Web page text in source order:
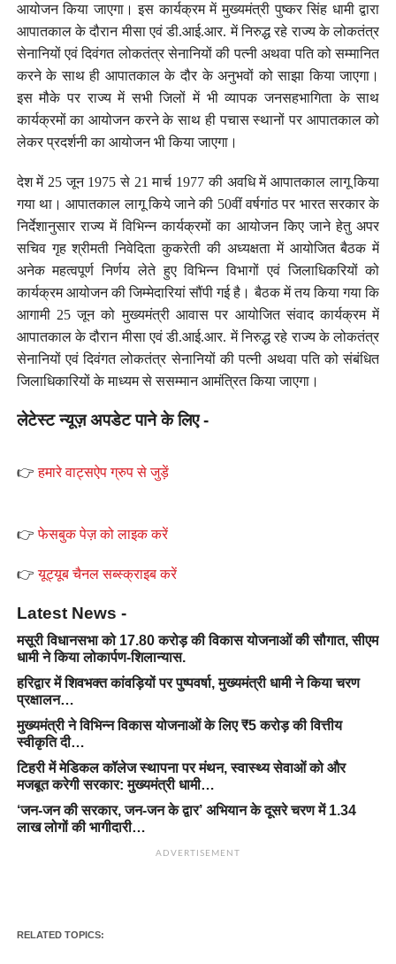
आयोजन किया जाएगा। इस कार्यक्रम में मुख्यमंत्री पुष्कर सिंह धामी द्वारा
आपातकाल के दौरान मीसा एवं डी.आई.आर. में निरुद्ध रहे राज्य के लोकतंत्र
सेनानियों एवं दिवंगत लोकतंत्र सेनानियों की पत्नी अथवा पति को सम्मानित
करने के साथ ही आपातकाल के दौर के अनुभवों को साझा किया जाएगा।
इस मौके पर राज्य में सभी जिलों में भी व्यापक जनसहभागिता के साथ
कार्यक्रमों का आयोजन करने के साथ ही पचास स्थानों पर आपातकाल को
लेकर प्रदर्शनी का आयोजन भी किया जाएगा।
देश में 25 जून 1975 से 21 मार्च 1977 की अवधि में आपातकाल लागू किया
गया था। आपातकाल लागू किये जाने की 50वीं वर्षगांठ पर भारत सरकार के
निर्देशानुसार राज्य में विभिन्न कार्यक्रमों का आयोजन किए जाने हेतु अपर
सचिव गृह श्रीमती निवेदिता कुकरेती की अध्यक्षता में आयोजित बैठक में
अनेक महत्वपूर्ण निर्णय लेते हुए विभिन्न विभागों एवं जिलाधिकरियों को
कार्यक्रम आयोजन की जिम्मेदारियां सौंपी गई है। बैठक में तय किया गया कि
आगामी 25 जून को मुख्यमंत्री आवास पर आयोजित संवाद कार्यक्रम में
आपातकाल के दौरान मीसा एवं डी.आई.आर. में निरुद्ध रहे राज्य के लोकतंत्र
सेनानियों एवं दिवंगत लोकतंत्र सेनानियों की पत्नी अथवा पति को संबंधित
जिलाधिकारियों के माध्यम से ससम्मान आमंत्रित किया जाएगा।
लेटेस्ट न्यूज़ अपडेट पाने के लिए -
👉हमारे वाट्सऐप ग्रुप से जुड़ें
👉फेसबुक पेज़ को लाइक करें
👉यूट्यूब चैनल सब्स्क्राइब करें
Latest News -
मसूरी विधानसभा को 17.80 करोड़ की विकास योजनाओं की सौगात, सीएम
धामी ने किया लोकार्पण-शिलान्यास.
हरिद्वार में शिवभक्त कांवड़ियों पर पुष्पवर्षा, मुख्यमंत्री धामी ने किया चरण
प्रक्षालन…
मुख्यमंत्री ने विभिन्न विकास योजनाओं के लिए ₹5 करोड़ की वित्तीय
स्वीकृति दी…
टिहरी में मेडिकल कॉलेज स्थापना पर मंथन, स्वास्थ्य सेवाओं को और
मजबूत करेगी सरकार: मुख्यमंत्री धामी…
‘जन-जन की सरकार, जन-जन के द्वार’ अभियान के दूसरे चरण में 1.34
लाख लोगों की भागीदारी…
ADVERTISEMENT
RELATED TOPICS: